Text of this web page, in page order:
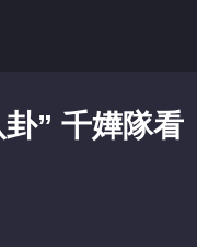
” 千嬅隊看